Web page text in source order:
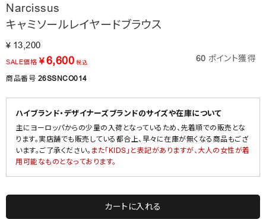
Narcissus
キャミソールレイヤードブラウス
¥ 13,200
SALE価格 ¥ 6,600 税込 60 ポイント獲得
商品番号 26SSNCO014
ハイブランド・デザイナーズブランドのサイズや在庫について
主にヨーロッパからの少量の入荷となっているため、先着順での販売とな
ります。実店舗でも販売している都合上、早々に在庫が無くなる商品もござ
います。ご了承ください。 また「KIDS」と表記がありますが、大人の女性が着
用可能なものとなっております。
カートに入れる